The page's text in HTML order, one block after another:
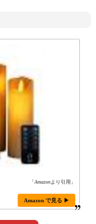
「Amazonより引用」
Amazon で見る ▶